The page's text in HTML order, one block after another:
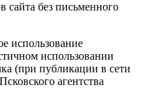
сайта без письменного
использование
использовании
(при публикации в сети
агентства